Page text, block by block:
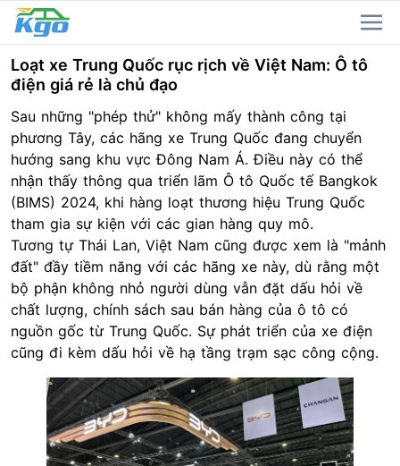
Loạt xe Trung Quốc rục rịch về Việt Nam: Ô tô
điện giá rẻ là chủ đạo
Sau những "phép thử" không mấy thành công tại
phương Tây, các hãng xe Trung Quốc đang chuyển
hướng sang khu vực Đông Nam Á. Điều này có thể
nhận thấy thông qua triển lãm Ô tô Quốc tế Bangkok
(BIMS) 2024, khi hàng loạt thương hiệu Trung Quốc
tham gia sự kiện với các gian hàng quy mô.
Tương tự Thái Lan, Việt Nam cũng được xem là "mảnh
đất" đầy tiềm năng với các hãng xe này, dù rằng một
bộ phận không nhỏ người dùng vẫn đặt dấu hỏi về
chất lượng, chính sách sau bán hàng của ô tô có
nguồn gốc từ Trung Quốc. Sự phát triển của xe điện
cũng đi kèm dấu hỏi về hạ tầng trạm sạc công cộng.